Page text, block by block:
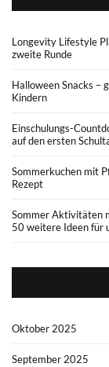
Longevity Lifestyle
zweite Runde
Halloween Snacks –
Kindern
Einschulungs-
auf den ersten
Sommerkuchen mit
Rezept
Sommer Aktivitäten
50 weitere Ideen für
Oktober 2025
September 2025